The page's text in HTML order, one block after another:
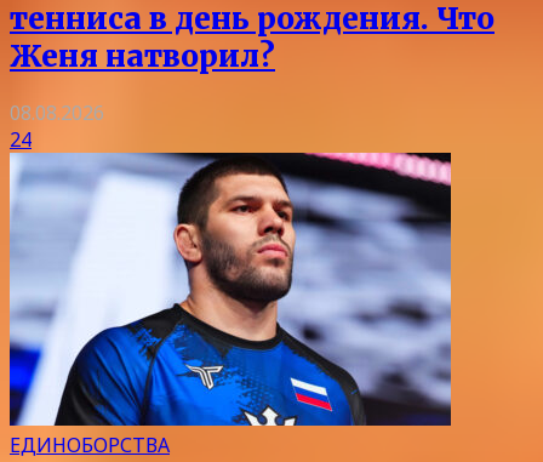
тенниса в день рождения. Что
Женя натворил?
08.08.2026
24
ЕДИНОБОРСТВА